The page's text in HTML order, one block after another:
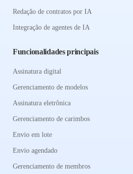
Redação de contratos por IA
Integração de agentes de IA
Funcionalidades principais
Assinatura digital
Gerenciamento de modelos
Assinatura eletrônica
Gerenciamento de carimbos
Envio em lote
Envio agendado
Gerenciamento de membros